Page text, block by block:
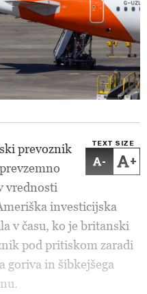
TEXT SIZE
- +
prevoznik
vrednosti
investicijska
v času, ko je britanski
pod pritiskom zaradi
goriva in šibkejšega